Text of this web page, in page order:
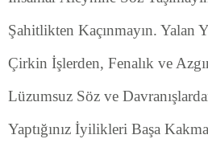
Şahitlikten Kaçınmayın. Yalan
Çirkin İşlerden, Fenalık ve
Lüzumsuz Söz ve
Yaptığınız İyilikleri Başa